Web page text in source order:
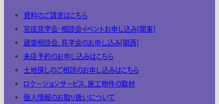
資料のご請求はこちら
完成見学会・相談会イベントお申し込み[関東]
建築相談会、見学会のお申し込み[関西]
来店予約のお申し込みはこちら
土地探しのご相談のお申し込みはこちら
ロケーションサービス、施工物件の取材
個人情報のお取り扱いについて